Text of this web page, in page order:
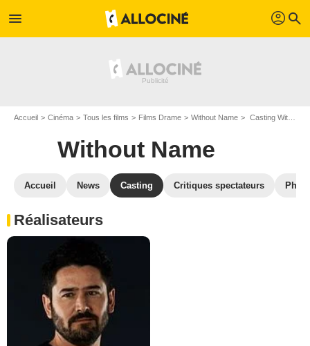
menu profil search
Accueil Cinéma Tous les films Films Drame Without Name Casting Without Name
Without Name
Accueil News Casting Critiques spectateurs
Réalisateurs